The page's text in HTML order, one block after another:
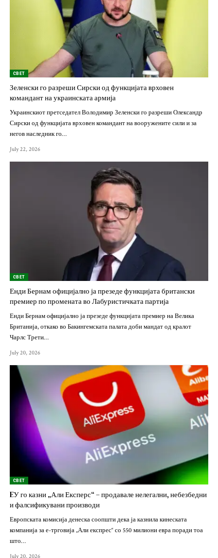
СВЕТ
Зеленски го разреши Сирски од функцијата врховен
командант на украинската армија
Украинскиот претседател Володимир Зеленски го разреши Олександр
Сирски од функцијата врховен командант на вооружените сили и за
негов наследник го…
July 22, 2026
СВЕТ
Енди Бернам официјално ја презеде функцијата британски
премиер по промената во Лабуристичката партија
Енди Бернам официјално ја презеде функцијата премиер на Велика
Британија, откако во Бакингемската палата доби мандат од кралот
Чарлс Трети…
July 20, 2026
СВЕТ
EУ го казни „Али Експерс“ – продавале нелегални, небезбедни
и фалсификувани производи
Европската комисија денеска соопшти дека ја казнила кинеската
компанија за е-трговија „Али експрес“ со 550 милиони евра поради тоа
што…
July 20, 2026